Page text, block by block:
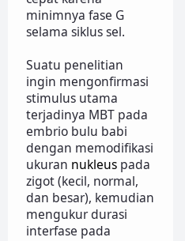
minimnya fase G
selama siklus sel.
Suatu penelitian
ingin mengonfirmasi
stimulus utama
terjadinya MBT pada
embrio bulu babi
dengan memodifikasi
ukuran nukleuspada
zigot (kecil, normal,
dan besar), kemudian
mengukur durasi
interfase pada